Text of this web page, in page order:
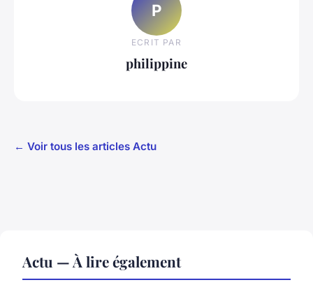
P
ECRIT PAR
philippine
← Voir tous les articles Actu
Actu — À lire également